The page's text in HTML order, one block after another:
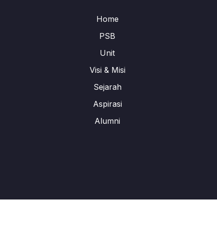
Home
PSB
Unit
Visi & Misi
Sejarah
Aspirasi
Alumni